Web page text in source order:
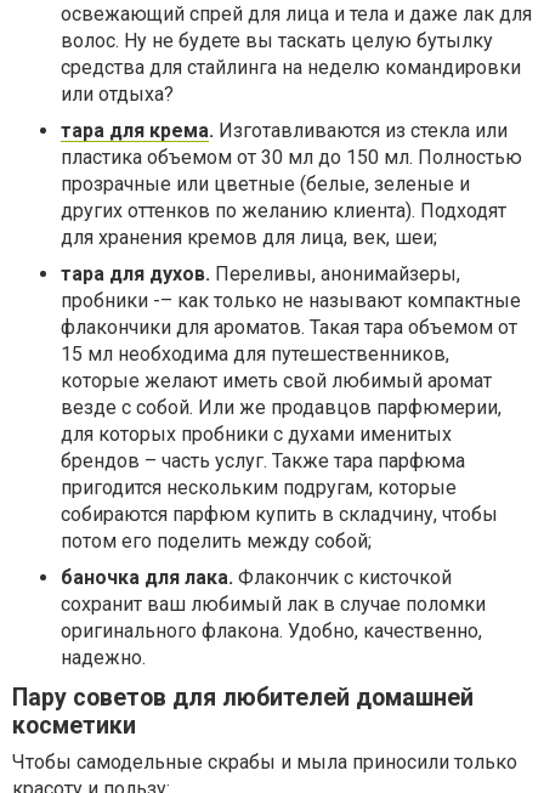
освежающий спрей для лица и тела и даже лак для
волос. Ну не будете вы таскать целую бутылку
средства для стайлинга на неделю командировки
или отдыха?
тара для крема. Изготавливаются из стекла или
пластика объемом от 30 мл до 150 мл. Полностью
прозрачные или цветные (белые, зеленые и
других оттенков по желанию клиента). Подходят
для хранения кремов для лица, век, шеи;
тара для духов. Переливы, анонимайзеры,
пробники -– как только не называют компактные
флакончики для ароматов. Такая тара объемом от
15 мл необходима для путешественников,
которые желают иметь свой любимый аромат
везде с собой. Или же продавцов парфюмерии,
для которых пробники с духами именитых
брендов – часть услуг. Также тара парфюма
пригодится нескольким подругам, которые
собираются парфюм купить в складчину, чтобы
потом его поделить между собой;
баночка для лака. Флакончик с кисточкой
сохранит ваш любимый лак в случае поломки
оригинального флакона. Удобно, качественно,
надежно.
Пару советов для любителей домашней
косметики
Чтобы самодельные скрабы и мыла приносили только